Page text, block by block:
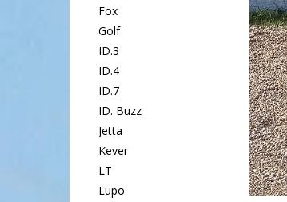
Fox
Golf
ID.3
ID.4
ID.7
ID. Buzz
Jetta
Kever
LT
Lupo